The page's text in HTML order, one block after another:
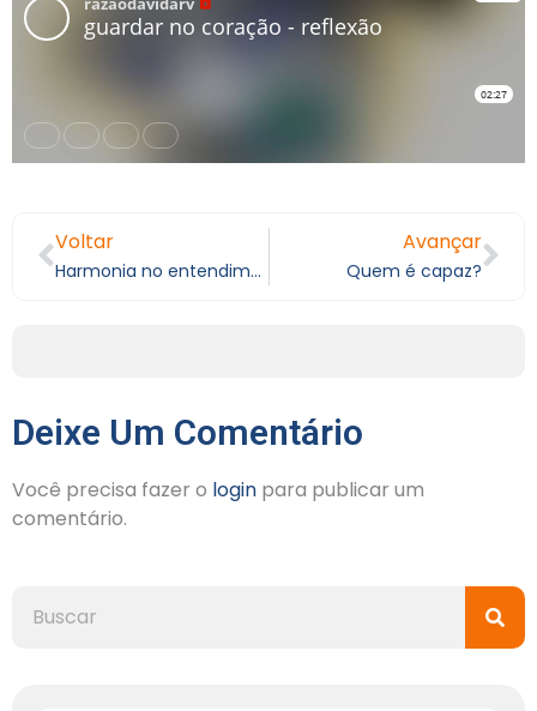
Voltar
Harmonia no entendimento
Avançar
Quem é capaz?
Deixe Um Comentário
Você precisa fazer o login para publicar um
comentário.